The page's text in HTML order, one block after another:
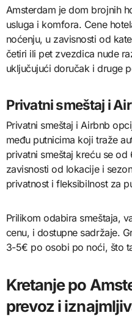
Amsterdam je dom brojnih
usluga i komfora. Cene
noćenju, u zavisnosti od
četiri ili pet zvezdica nude
uključujući doručak i druge
Privatni smeštaj i
Privatni smeštaj i Airbnb
među putnicima koji traže
privatni smeštaj kreću se
zavisnosti od lokacije i
privatnost i fleksibilnost za
Prilikom odabira smeštaja,
cenu, i dostupne sadržaje.
3-5€ po osobi po noći, što
Kretanje po
prevoz i